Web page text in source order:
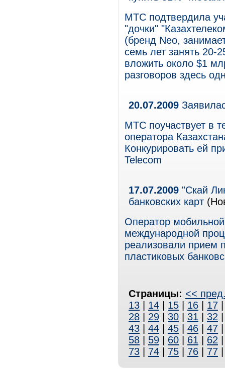
МТС подтвердила
"дочки"
(бренд Neo,
семь лет занять 20-
вложить около $1
разговоров здесь
20.07.2009
МТС поучаствует в
оператора
Конкурировать ей
Telecom
17.07.2009 "Скай
банковских карт
Оператор
международной
реализовали прием
пластиковых
Страницы: <<
13
14 15 16 17
28
29 30 31 32
43
44 45 46 47
58
59 60 61 62
73
74 75 76 77